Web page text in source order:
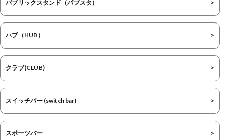
パブリックスタンド（パブスタ）
ハブ（HUB）
クラブ(CLUB)
スイッチバー (switch bar)
スポーツバー